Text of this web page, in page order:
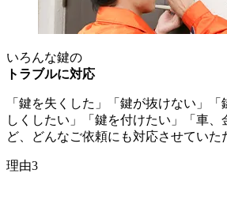
いろんな鍵の
トラブルに対応
「鍵を失くした」「鍵が抜けない」
しくしたい」「鍵を付けたい」「車、
ど、どんなご依頼にも対応させていた
理由3